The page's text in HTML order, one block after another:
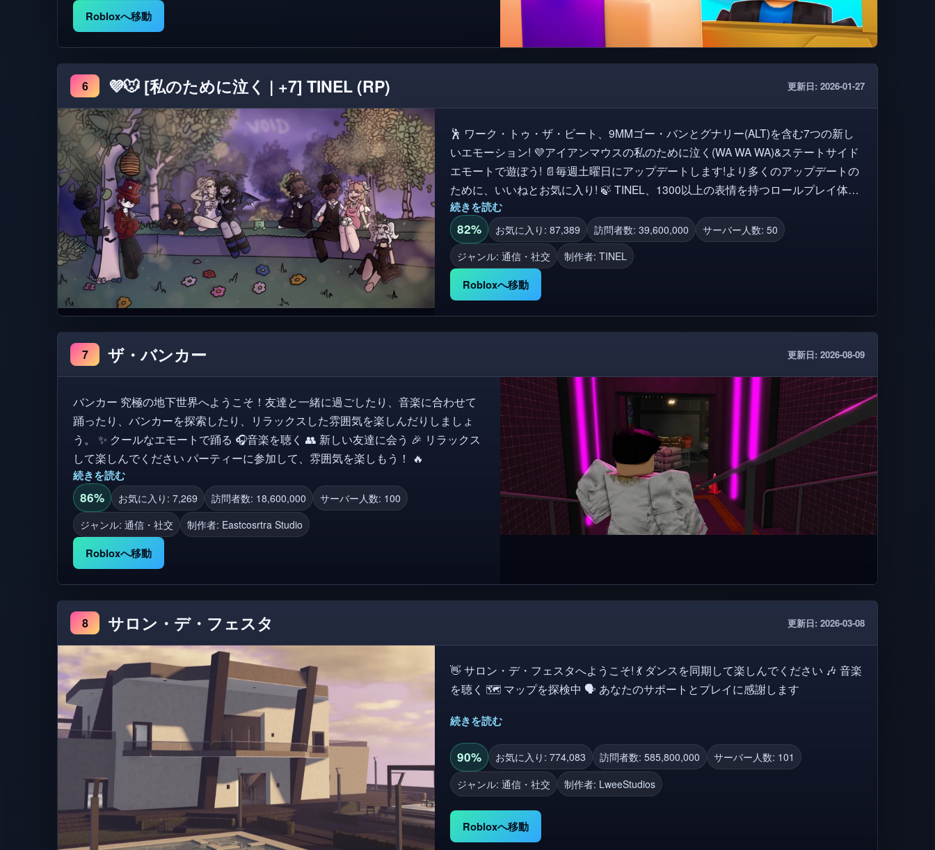
https://www.roblox.com/groups/12121240/Quataun
Robloxへ移動
6 💜🐭 [私のために泣く | +7] TINEL (RP) 更新日: 2026-01-27
🕺 ワーク・トゥ・ザ・ビート、9MMゴー・バンとグナリー(ALT)を含む7つの新し
いエモーション! 💜アイアンマウスの私のために泣く(WA WA WA)&ステートサイド
エモートで遊ぼう! 📄毎週土曜日にアップデートします!より多くのアップデートの
ために、いいねとお気に入り! 🍃 TINEL、1300以上の表情を持つロールプレイ体験!
🌍 アメリカン、ボラロイド、Kポップ、ブラジルなど、さまざまな文化を探検しよ
う! 🕺 ミニ: https://www.roblox.com/games/97713772820431 ⚠ 安全は私たちにとっ
て重要です。私たちは悪役のための自動化されたシステムとカスタムレポートシス
テムを持っています。ゲーム内で記載されているルールに従ってください。
続きを読む
82% お気に入り: 87,389 訪問者数: 39,600,000
サーバー人数: 50
ジャンル: 通信・社交
制作者: TINEL
Robloxへ移動
7 ザ・バンカー 更新日: 2026-08-09
バンカー 究極の地下世界へようこそ！友達と一緒に過ごしたり、音楽に合わせて
踊ったり、バンカーを探索したり、リラックスした雰囲気を楽しんだりしましょ
う。 ✨ クールなエモートで踊る 🎧音楽を聴く 👥 新しい友達に会う 🎉 リラックス
して楽しんでください パーティーに参加して、雰囲気を楽しもう！ 🔥
続きを読む
86% お気に入り: 7,269 訪問者数: 18,600,000
サーバー人数: 100
ジャンル: 通信・社交
制作者: Eastcosrtra Studio
Robloxへ移動
8 サロン・デ・フェスタ 更新日: 2026-03-08
👋 サロン・デ・フェスタへようこそ! 💃 ダンスを同期して楽しんでください 🎶 音楽
を聴く 🗺 マップを探検中 🗣 あなたのサポートとプレイに感謝します
続きを読む
90% お気に入り: 774,083 訪問者数: 585,800,000
サーバー人数: 101
ジャンル: 通信・社交
制作者: LweeStudios
Robloxへ移動